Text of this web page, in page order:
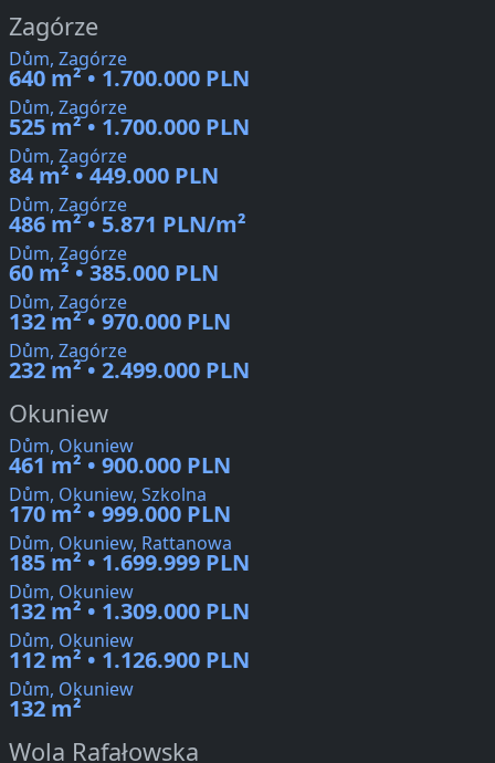
Zagórze
Dům, Zagórze
640 m² • 1.700.000 PLN
Dům, Zagórze
525 m² • 1.700.000 PLN
Dům, Zagórze
84 m² • 449.000 PLN
Dům, Zagórze
486 m² • 5.871 PLN/m²
Dům, Zagórze
60 m² • 385.000 PLN
Dům, Zagórze
132 m² • 970.000 PLN
Dům, Zagórze
232 m² • 2.499.000 PLN
Okuniew
Dům, Okuniew
461 m² • 900.000 PLN
Dům, Okuniew, Szkolna
170 m² • 999.000 PLN
Dům, Okuniew, Rattanowa
185 m² • 1.699.999 PLN
Dům, Okuniew
132 m² • 1.309.000 PLN
Dům, Okuniew
112 m² • 1.126.900 PLN
Dům, Okuniew
132 m²
Wola Rafałowska